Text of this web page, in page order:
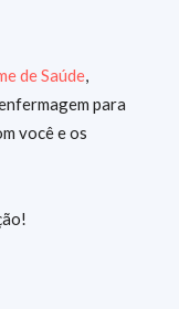
de Saúde,
para
você e os